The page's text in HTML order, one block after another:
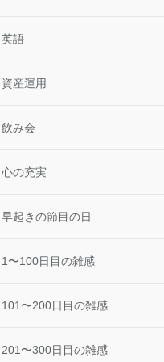
英語
資産運用
飲み会
心の充実
早起きの節目の日
1〜100日目の雑感
101〜200日目の雑感
201〜300日目の雑感